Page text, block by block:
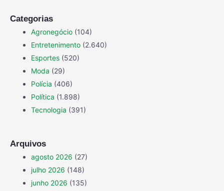
Categorias
Agronegócio (104)
Entretenimento (2.640)
Esportes (520)
Moda (29)
Polícia (406)
Política (1.898)
Tecnologia (391)
Arquivos
agosto 2026 (27)
julho 2026 (148)
junho 2026 (135)